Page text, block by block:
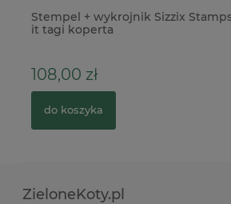
Stempel + wykrojnik Sizzix
it tagi koperta
108,00 zł
do koszyka
ZieloneKoty.pl